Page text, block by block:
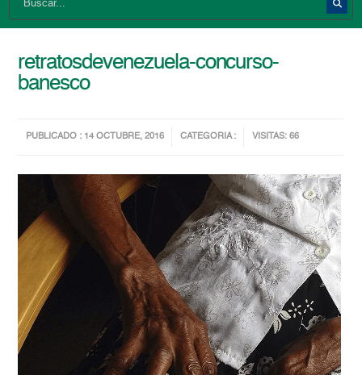
retratosdevenezuela-concurso-
banesco
PUBLICADO : 14 OCTUBRE, 2016 CATEGORIA : VISITAS: 66